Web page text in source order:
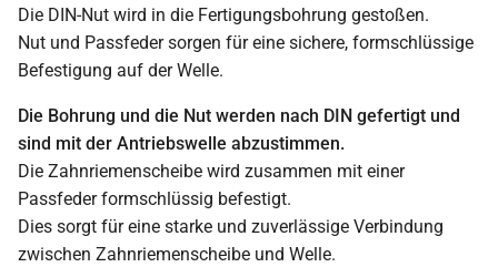
Die DIN-Nut wird in die Fertigungsbohrung gestoßen.
Nut und Passfeder sorgen für eine sichere, formschlüssige
Befestigung auf der Welle.
Die Bohrung und die Nut werden nach DIN gefertigt und
sind mit der Antriebswelle abzustimmen.
Die Zahnriemenscheibe wird zusammen mit einer
Passfeder formschlüssig befestigt.
Dies sorgt für eine starke und zuverlässige Verbindung
zwischen Zahnriemenscheibe und Welle.